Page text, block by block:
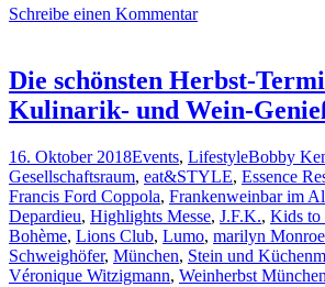
Genuss
Installationen
den
grauen
überleben
Schreibe einen Kommentar
Die schönsten Herbst-
Kulinarik- und Wein-
16. Oktober 2018Events, LifestyleBobby
Gesellschaftsraum, eat&STYLE, Essence
Francis Ford Coppola, Frankenweinbar im
Depardieu, Highlights Messe, J.F.K., Kids
Bohème, Lions Club, Lumo, marilyn Monroe
Schweighöfer, München, Stein und
Véronique Witzigmann, Weinherbst München